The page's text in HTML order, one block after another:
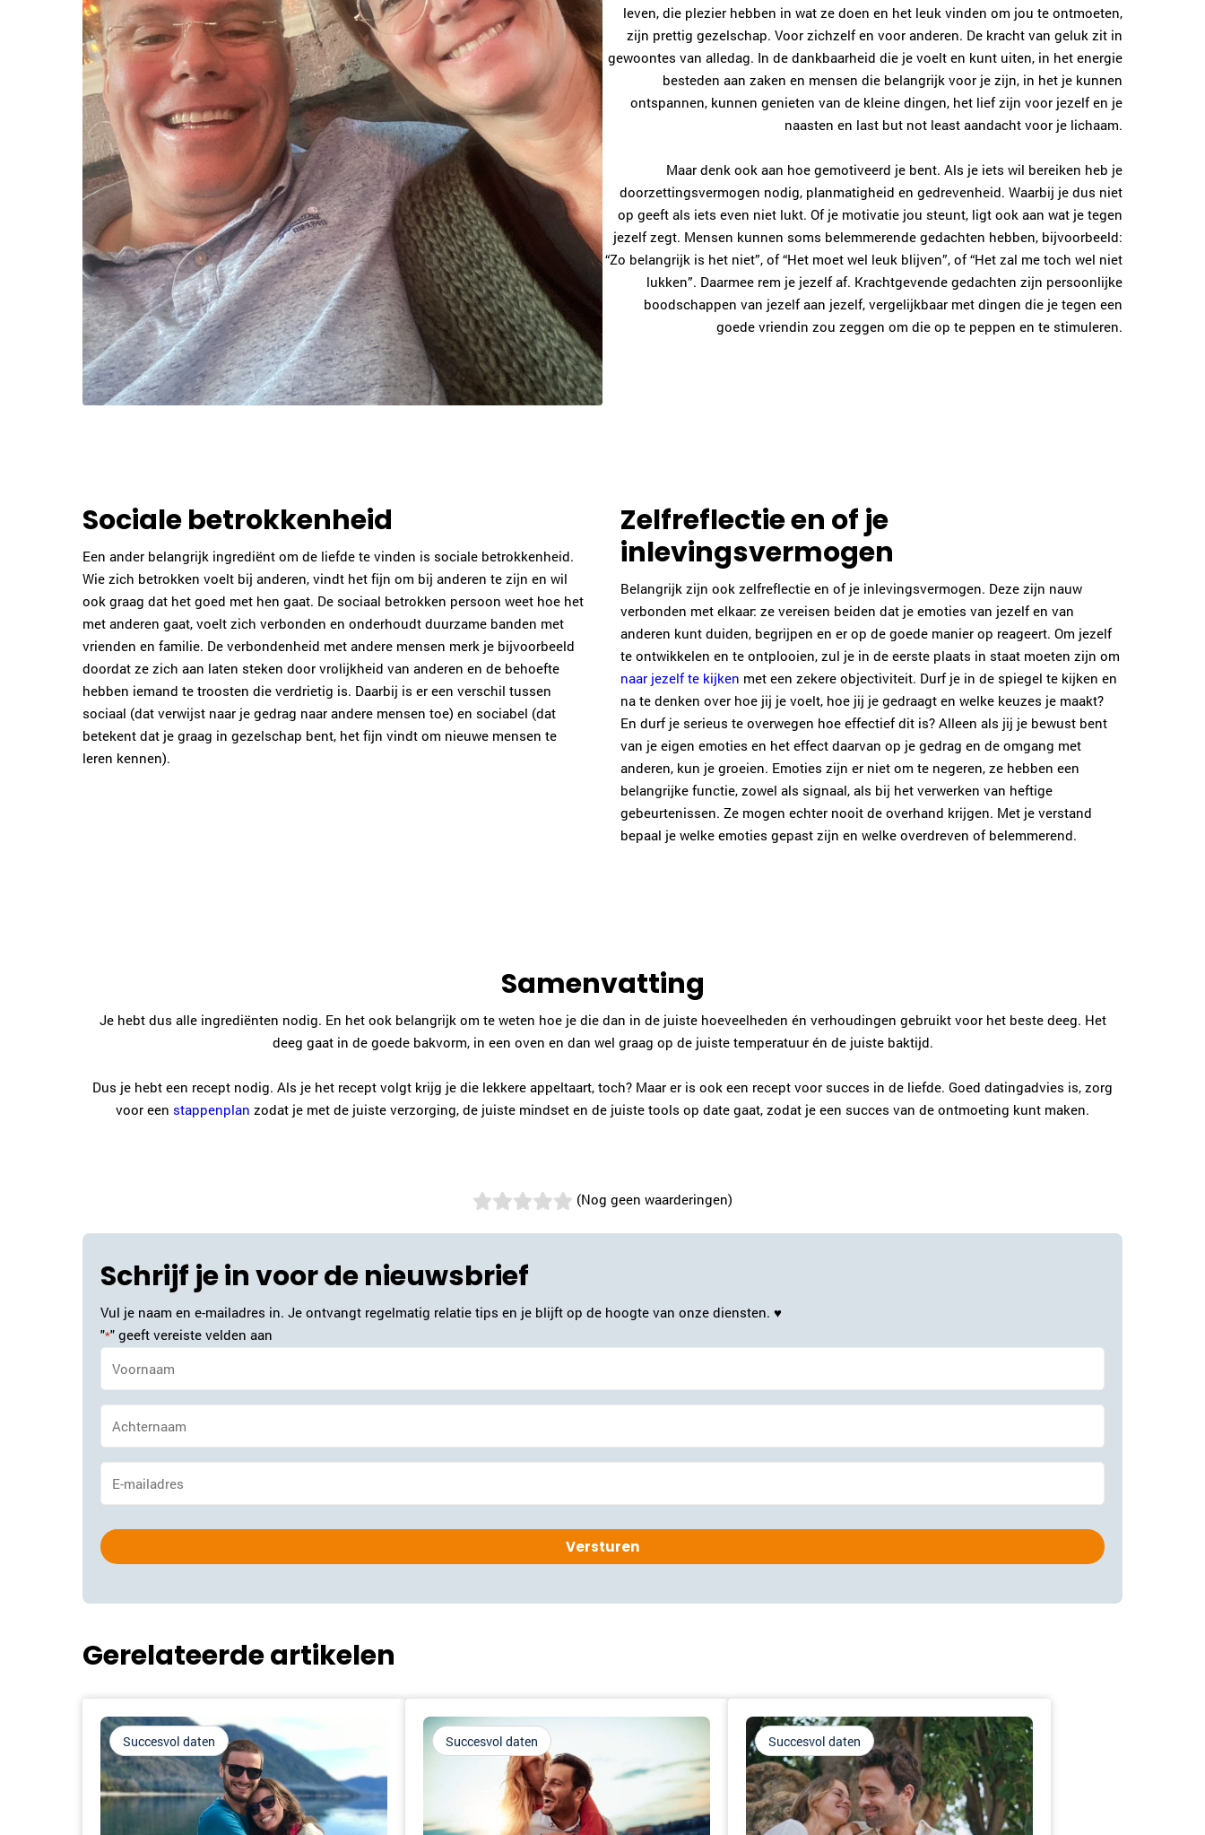
leven, die plezier hebben in wat ze doen en het leuk vinden om jou te ontmoeten,
zijn prettig gezelschap. Voor zichzelf en voor anderen. De kracht van geluk zit in
gewoontes van alledag. In de dankbaarheid die je voelt en kunt uiten, in het energie
besteden aan zaken en mensen die belangrijk voor je zijn, in het je kunnen
ontspannen, kunnen genieten van de kleine dingen, het lief zijn voor jezelf en je
naasten en last but not least aandacht voor je lichaam.
Maar denk ook aan hoe gemotiveerd je bent. Als je iets wil bereiken heb je
doorzettingsvermogen nodig, planmatigheid en gedrevenheid. Waarbij je dus niet
op geeft als iets even niet lukt. Of je motivatie jou steunt, ligt ook aan wat je tegen
jezelf zegt. Mensen kunnen soms belemmerende gedachten hebben, bijvoorbeeld:
“Zo belangrijk is het niet”, of “Het moet wel leuk blijven”, of “Het zal me toch wel niet
lukken”. Daarmee rem je jezelf af. Krachtgevende gedachten zijn persoonlijke
boodschappen van jezelf aan jezelf, vergelijkbaar met dingen die je tegen een
goede vriendin zou zeggen om die op te peppen en te stimuleren.
Sociale betrokkenheid
Een ander belangrijk ingrediënt om de liefde te vinden is sociale betrokkenheid.
Wie zich betrokken voelt bij anderen, vindt het fijn om bij anderen te zijn en wil
ook graag dat het goed met hen gaat. De sociaal betrokken persoon weet hoe het
met anderen gaat, voelt zich verbonden en onderhoudt duurzame banden met
vrienden en familie. De verbondenheid met andere mensen merk je bijvoorbeeld
doordat ze zich aan laten steken door vrolijkheid van anderen en de behoefte
hebben iemand te troosten die verdrietig is. Daarbij is er een verschil tussen
sociaal (dat verwijst naar je gedrag naar andere mensen toe) en sociabel (dat
betekent dat je graag in gezelschap bent, het fijn vindt om nieuwe mensen te
leren kennen).
Zelfreflectie en of je
inlevingsvermogen
Belangrijk zijn ook zelfreflectie en of je inlevingsvermogen. Deze zijn nauw
verbonden met elkaar: ze vereisen beiden dat je emoties van jezelf en van
anderen kunt duiden, begrijpen en er op de goede manier op reageert. Om jezelf
te ontwikkelen en te ontplooien, zul je in de eerste plaats in staat moeten zijn om
naar jezelf te kijken met een zekere objectiviteit. Durf je in de spiegel te kijken en
na te denken over hoe jij je voelt, hoe jij je gedraagt en welke keuzes je maakt?
En durf je serieus te overwegen hoe effectief dit is? Alleen als jij je bewust bent
van je eigen emoties en het effect daarvan op je gedrag en de omgang met
anderen, kun je groeien. Emoties zijn er niet om te negeren, ze hebben een
belangrijke functie, zowel als signaal, als bij het verwerken van heftige
gebeurtenissen. Ze mogen echter nooit de overhand krijgen. Met je verstand
bepaal je welke emoties gepast zijn en welke overdreven of belemmerend.
Samenvatting
Je hebt dus alle ingrediënten nodig. En het ook belangrijk om te weten hoe je die dan in de juiste hoeveelheden én verhoudingen gebruikt voor het beste deeg. Het
deeg gaat in de goede bakvorm, in een oven en dan wel graag op de juiste temperatuur én de juiste baktijd.
Dus je hebt een recept nodig. Als je het recept volgt krijg je die lekkere appeltaart, toch? Maar er is ook een recept voor succes in de liefde. Goed datingadvies is, zorg
voor een stappenplan zodat je met de juiste verzorging, de juiste mindset en de juiste tools op date gaat, zodat je een succes van de ontmoeting kunt maken.
(Nog geen waarderingen)
Schrijf je in voor de nieuwsbrief
Vul je naam en e-mailadres in. Je ontvangt regelmatig relatie tips en je blijft op de hoogte van onze diensten. ♥
"*" geeft vereiste velden aan
mailadres
Gerelateerde artikelen
Succesvol daten Succesvol daten Succesvol daten